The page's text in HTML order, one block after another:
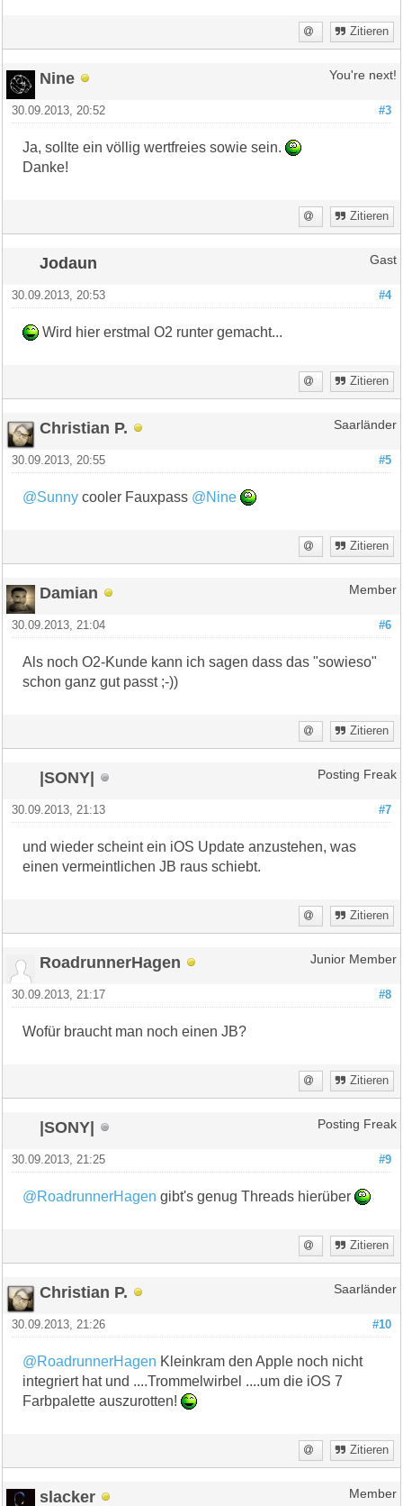
Zitieren
Nine You're next!
#3
30.09.2013, 20:52
Ja, sollte ein völlig wertfreies sowie sein.
Danke!
Zitieren
Jodaun Gast
#4
30.09.2013, 20:53
Wird hier erstmal O2 runter gemacht...
Zitieren
Christian P. Saarländer
#5
30.09.2013, 20:55
@Sunny cooler Fauxpass @Nine
Zitieren
Damian Member
#6
30.09.2013, 21:04
Als noch O2-Kunde kann ich sagen dass das "sowieso"
schon ganz gut passt ;-))
Zitieren
|SONY| Posting Freak
#7
30.09.2013, 21:13
und wieder scheint ein iOS Update anzustehen, was
einen vermeintlichen JB raus schiebt.
Zitieren
RoadrunnerHagen Junior Member
#8
30.09.2013, 21:17
Wofür braucht man noch einen JB?
Zitieren
|SONY| Posting Freak
#9
30.09.2013, 21:25
@RoadrunnerHagen gibt's genug Threads hierüber
Zitieren
Christian P. Saarländer
#10
30.09.2013, 21:26
@RoadrunnerHagen Kleinkram den Apple noch nicht
integriert hat und ....Trommelwirbel ....um die iOS 7
Farbpalette auszurotten!
Zitieren
slacker Member